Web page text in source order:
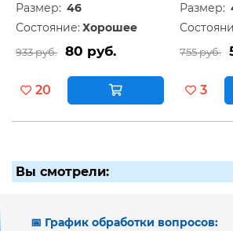
Размер: 46
Состояние: Хорошее
933 руб. 80 руб.
20
Размер:
755 руб.
3
Вы смотрели:
📅 График обработки вопросов: